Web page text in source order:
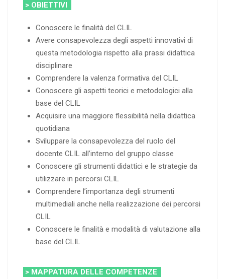
> OBIETTIVI
Conoscere le finalità del CLIL
Avere consapevolezza degli aspetti innovativi di
questa metodologia rispetto alla prassi didattica
disciplinare
Comprendere la valenza formativa del CLIL
Conoscere gli aspetti teorici e metodologici alla
base del CLIL
Acquisire una maggiore flessibilità nella didattica
quotidiana
Sviluppare la consapevolezza del ruolo del
docente CLIL all’interno del gruppo classe
Conoscere gli strumenti didattici e le strategie da
utilizzare in percorsi CLIL
Comprendere l’importanza degli strumenti
multimediali anche nella realizzazione dei percorsi
CLIL
Conoscere le finalità e modalità di valutazione alla
base del CLIL
> MAPPATURA DELLE COMPETENZE